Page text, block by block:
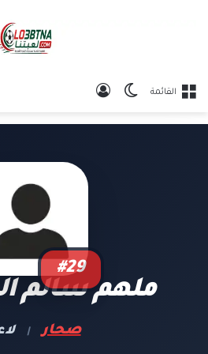
القائمة الوضع المظلم
#29
ملهم سالم
صحار |